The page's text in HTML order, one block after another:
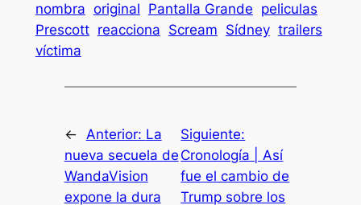
nombra original Pantalla Grande peliculas
Prescott reacciona Scream Sídney trailers
víctima
← Anterior: La
nueva secuela de
WandaVision
expone la dura
Siguiente:
Cronología | Así
fue el cambio de
Trump sobre los